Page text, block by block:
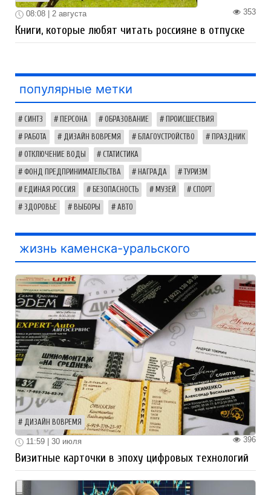
353
08:08 | 2 августа
Книги, которые любят читать россияне в отпуске
популярные метки
СИНТЗ ПЕРСОНА ОБРАЗОВАНИЕ ПРОИСШЕСТВИЯ
РАБОТА ДИЗАЙН ВОВРЕМЯ БЛАГОУСТРОЙСТВО ПРАЗДНИК
ОТКЛЮЧЕНИЕ ВОДЫ СТАТИСТИКА
ФОНД ПРЕДПРИНИМАТЕЛЬСТВА НАГРАДА ТУРИЗМ
ЕДИНАЯ РОССИЯ БЕЗОПАСНОСТЬ МУЗЕЙ СПОРТ
ЗДОРОВЬЕ ВЫБОРЫ АВТО
жизнь каменска-уральского
ДИЗАЙН ВОВРЕМЯ
396
11:59 | 30 июля
Визитные карточки в эпоху цифровых технологий